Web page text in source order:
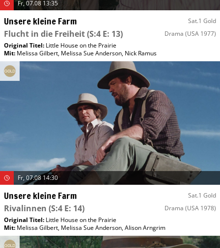
Fr, 07.08 13:35
Unsere kleine Farm Sat.1 Gold
Flucht in die Freiheit(S:4 E: 13) Drama (USA 1977)
Original Titel: Little House on the Prairie
Mit: Melissa Gilbert, Melissa Sue Anderson, Nick Ramus
Fr, 07.08 14:30
Unsere kleine Farm Sat.1 Gold
Rivalinnen (S:4 E: 14) Drama (USA 1978)
Original Titel: Little House on the Prairie
Mit: Melissa Gilbert, Melissa Sue Anderson,Alison Arngrim